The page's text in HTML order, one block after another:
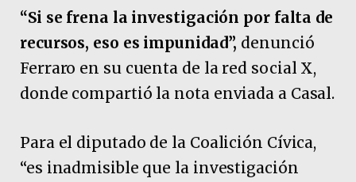
“Si se frena la investigación por falta de
recursos, eso es impunidad”, denunció
Ferraro en su cuenta de la red social X,
donde compartió la nota enviada a Casal.
Para el diputado de la Coalición Cívica,
“es inadmisible que la investigación